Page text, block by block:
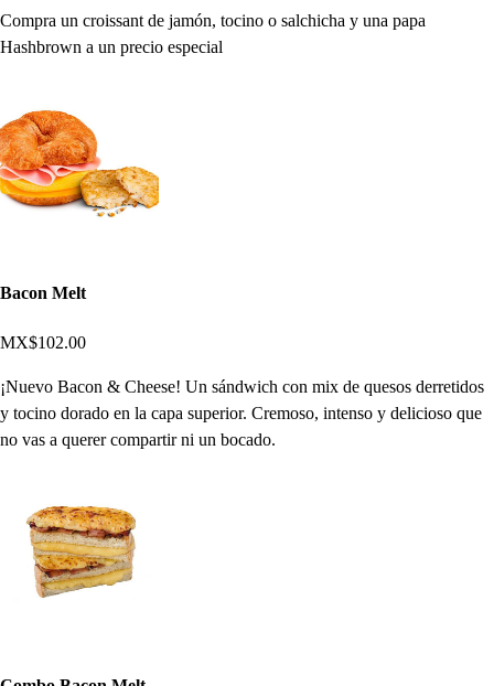
Compra un croissant de jamón, tocino o salchicha y una papa
Hashbrown a un precio especial
Bacon Melt
MX$102.00
¡Nuevo Bacon & Cheese! Un sándwich con mix de quesos derretidos
y tocino dorado en la capa superior. Cremoso, intenso y delicioso que
no vas a querer compartir ni un bocado.